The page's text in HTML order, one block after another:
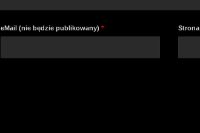
eMail (nie będzie publikowany)* Strona